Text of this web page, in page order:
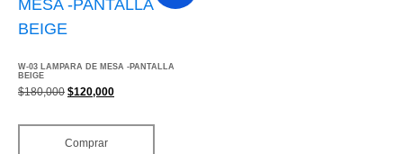
W-03 LAMPARA DE MESA -PANTALLA
BEIGE
$180,000 $120,000
Comprar